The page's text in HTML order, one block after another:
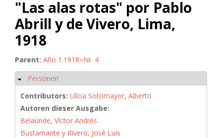
"Las alas rotas" por Pablo
Abrill y de Vivero, Lima,
1918
Parent: Año 1.1918=Nr. 4
Hide
Personen
Contributors: Ulloa Sotomayor, Alberto
Autoren dieser Ausgabe:
Belaúnde, Víctor Andrés
Bustamante y Rivero, José Luis